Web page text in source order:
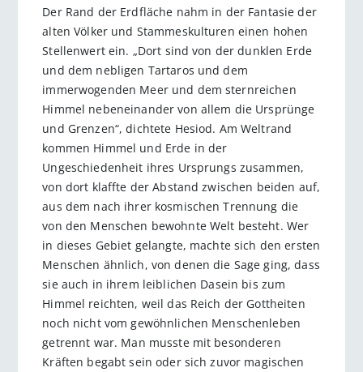
Der Rand der Erdfläche nahm in der Fantasie der
alten Völker und Stammeskulturen einen hohen
Stellenwert ein. „Dort sind von der dunklen Erde
und dem nebligen Tartaros und dem
immerwogenden Meer und dem sternreichen
Himmel nebeneinander von allem die Ursprünge
und Grenzen“, dichtete Hesiod. Am Weltrand
kommen Himmel und Erde in der
Ungeschiedenheit ihres Ursprungs zusammen,
von dort klaffte der Abstand zwischen beiden auf,
aus dem nach ihrer kosmischen Trennung die
von den Menschen bewohnte Welt besteht. Wer
in ­dieses Gebiet gelangte, machte sich den ersten
Menschen ähnlich, von denen die Sage ging, dass
sie auch in ihrem leiblichen Dasein bis zum
Himmel reichten, weil das Reich der Gottheiten
noch nicht vom gewöhnlichen Menschenleben
getrennt war. Man musste mit besonderen
Kräften begabt sein oder sich zuvor magischen